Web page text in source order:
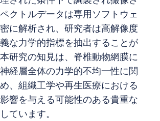
クトルデータは専用ソフトウェ
に解析され、研究者は高解像度
な力学的指標を抽出することが
研究の知見は、脊椎動物網膜に
経層全体の力学的不均一性に関
、組織工学や再生医療における
響を与える可能性のある貴重な
ています。